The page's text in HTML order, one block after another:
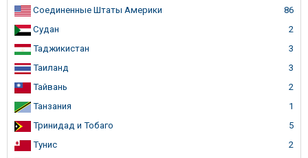
Соединенные Штаты Америки
86
Судан
2
Таджикистан
3
Таиланд
3
Тайвань
2
Танзания
1
Тринидад и Тобаго
5
Тунис
2